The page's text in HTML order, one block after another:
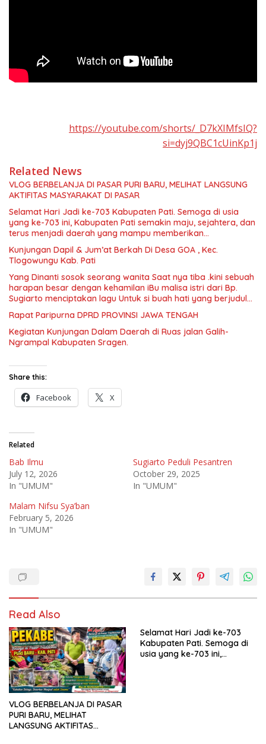
https://youtube.com/shorts/_D7kXIMfsIQ?
si=dyj9QBC1cUinKp1j
Related News
VLOG BERBELANJA DI PASAR PURI BARU, MELIHAT LANGSUNG
AKTIFITAS MASYARAKAT DI PASAR
Selamat Hari Jadi ke-703 Kabupaten Pati. Semoga di usia
yang ke-703 ini, Kabupaten Pati semakin maju, sejahtera, dan
terus menjadi daerah yang mampu memberikan
kesejahteraan bagi seluruh masyarakatnya. Semoga sinergi
dan kolaborasi yang telah terjalin semakin kuat demi
mewujudkan pembangunan yang berkelanjutan. Dirgahayu
Kabupaten Pati ke-703. Salam sedulur Pati Selawase.
Facebook
Kunjungan Dapil & Jum’at Berkah Di Desa GOA , Kec.
Tlogowungu Kab. Pati
Yang Dinanti sosok seorang wanita Saat nya tiba .kini sebuah
harapan besar dengan kehamilan iBu malisa istri dari Bp.
Sugiarto menciptakan lagu Untuk si buah hati yang berjudul
Rapat Paripurna DPRD PROVINSI JAWA TENGAH
Kegiatan Kunjungan Dalam Daerah di Ruas jalan Galih-
Ngrampal Kabupaten Sragen.
Share this:
Facebook X
Related
Bab Ilmu
July 12, 2026
In "UMUM"
Sugiarto Peduli Pesantren
October 29, 2025
In "UMUM"
Malam Nifsu Sya’ban
February 5, 2026
In "UMUM"
Read Also
VLOG BERBELANJA DI PASAR
PURI BARU, MELIHAT
LANGSUNG AKTIFITAS
Selamat Hari Jadi ke-703
Kabupaten Pati. Semoga di
usia yang ke-703 ini,